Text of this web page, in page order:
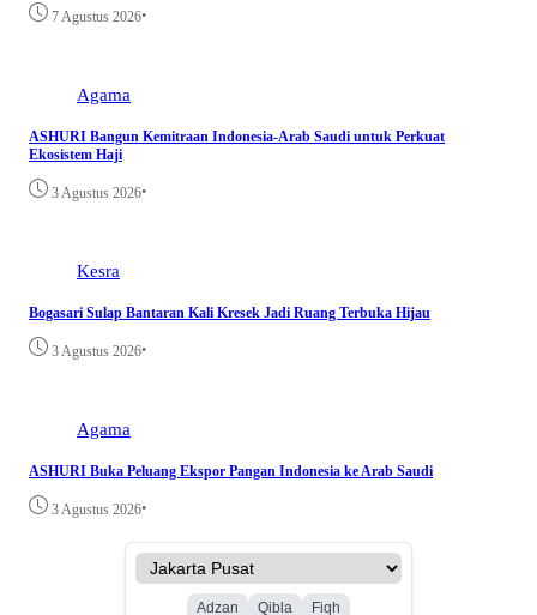
7 Agustus 2026•
Agama
ASHURI Bangun Kemitraan Indonesia-Arab Saudi untuk Perkuat
Ekosistem Haji
3 Agustus 2026•
Kesra
Bogasari Sulap Bantaran Kali Kresek Jadi Ruang Terbuka Hijau
3 Agustus 2026•
Agama
ASHURI Buka Peluang Ekspor Pangan Indonesia ke Arab Saudi
3 Agustus 2026•